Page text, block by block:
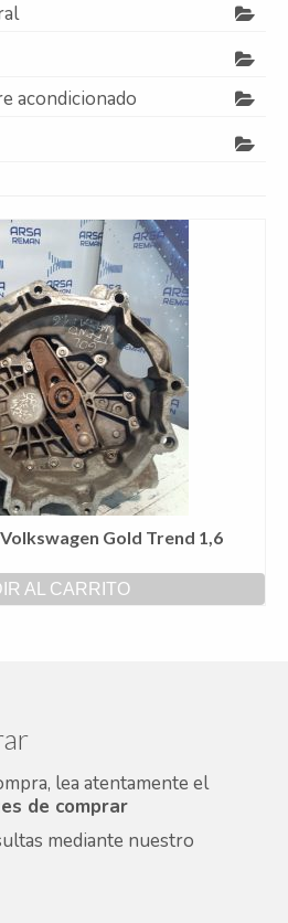
Gold Trend 1,6
AL CARRITO
acondicionado
lea atentamente el
de comprar
mediante nuestro